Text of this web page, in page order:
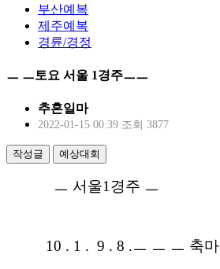
부산예복
제주예복
경륜/경정
ㅡ ㅡ토요 서울 1경주ㅡㅡ
추혼일마
2022-01-15 00:39 조회 3877
작성글 예상대회
ㅡ 서울1경주 ㅡ
10 . 1 . 9 . 8 .ㅡ ㅡ ㅡ 축마